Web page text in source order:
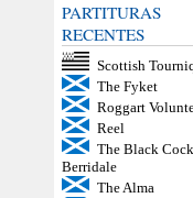
PARTITURAS
RECENTES
Scottish
The Fyket
Roggart
Reel
The Black
Berridale
The Alma